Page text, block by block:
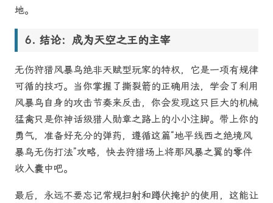
地。
结论：成为天空之王的主宰
无伤狩猎风暴鸟绝非天赋型玩家的特权，它是一项有规律
可循的技巧。当你掌握了撕裂箭的正确用法，学会了利用
风暴鸟自身的攻击节奏来反击，你会发现这只巨大的机械
猛禽只是你神话级猎人勋章之路上的小小注脚。带上你的
勇气，准备好充分的弹药，遵循这篇“地平线西之绝境风
暴鸟无伤打法”攻略，快去狩猎场上将那风暴之翼的零件
收入囊中吧。
最后，永远不要忘记常规扫射和蹲伏掩护的使用，这能让